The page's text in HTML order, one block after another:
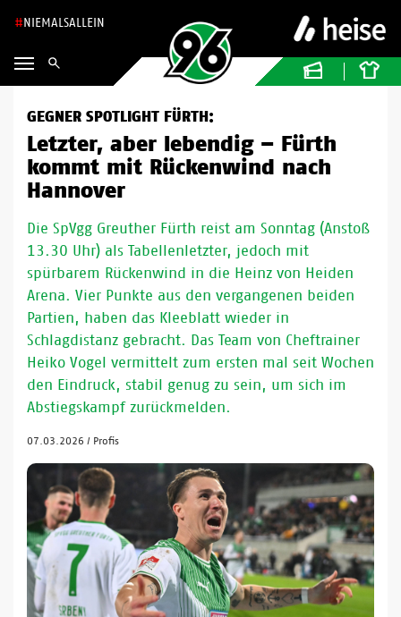
NIEMALSALLEIN
GEGNER SPOTLIGHT FÜRTH:
Letzter, aber lebendig – Fürth
kommt mit Rückenwind nach
Hannover
Die SpVgg Greuther Fürth reist am Sonntag (Anstoß
13.30 Uhr) als Tabellenletzter, jedoch mit
spürbarem Rückenwind in die Heinz von Heiden
Arena. Vier Punkte aus den vergangenen beiden
Partien, haben das Kleeblatt wieder in
Schlagdistanz gebracht. Das Team von Cheftrainer
Heiko Vogel vermittelt zum ersten mal seit Wochen
den Eindruck, stabil genug zu sein, um sich im
Abstiegskampf zurückmelden.
07.03.2026 / Profis